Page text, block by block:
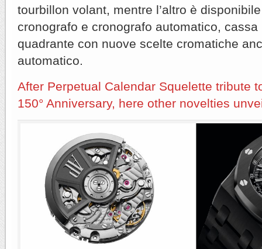
tourbillon volant, mentre l’altro è
cronografo e cronografo automatico,
quadrante con nuove scelte cromatiche
automatico.
After Perpetual Calendar Squelette tribute
150° Anniversary, here other novelties